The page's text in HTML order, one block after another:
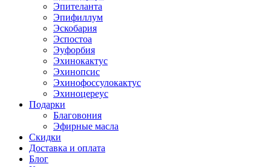
Эпителанта
Эпифиллум
Эскобария
Эспостоа
Эуфорбия
Эхинокактус
Эхинопсис
Эхинофоссулокактус
Эхиноцереус
Подарки
Благовония
Эфирные масла
Скидки
Доставка и оплата
Блог